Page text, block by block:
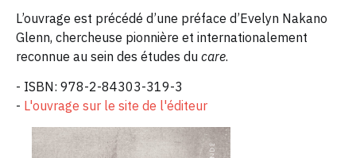
L’ouvrage est précédé d’une préface d’Evelyn Nakano
Glenn, chercheuse pionnière et internationalement
reconnue au sein des études du care.
- ISBN: 978-2-84303-319-3
- L'ouvrage sur le site de l'éditeur